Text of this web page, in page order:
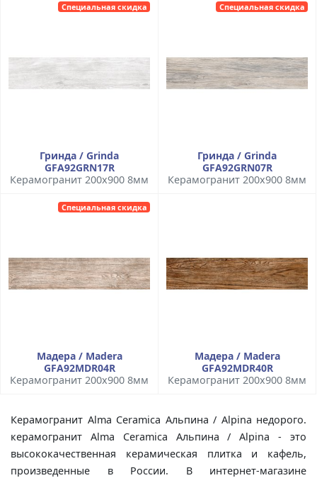
Специальная скидка
Гринда / Grinda
GFA92GRN17R
Керамогранит 200x900 8мм
Специальная скидка
Гринда / Grinda
GFA92GRN07R
Керамогранит 200x900 8мм
Специальная скидка
Мадера / Madera
GFA92MDR04R
Керамогранит 200x900 8мм
Мадера / Madera
GFA92MDR40R
Керамогранит 200x900 8мм
Керамогранит Alma Ceramica Альпина / Alpina недорого.
керамогранит Alma Ceramica Альпина / Alpina - это
высококачественная керамическая плитка и кафель,
произведенные в России. В интернет-магазине